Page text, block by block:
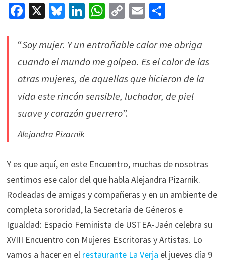
Fa
b
o
o
k
X Bl
es
ky
Li
ke
dI
n
W
at
sA
p
p
C
p
y
Li
n
k
E
ai
l
C
m
p
ar
tir
“Soy mujer. Y un entrañable calor me abriga
cuando el mundo me golpea. Es el calor de las
otras mujeres, de aquellas que hicieron de la
vida este rincón sensible, luchador, de piel
suave y corazón guerrero”.
Alejandra Pizarnik
Y es que aquí, en este Encuentro, muchas de nosotras
sentimos ese calor del que habla Alejandra Pizarnik.
Rodeadas de amigas y compañeras y en un ambiente de
completa sororidad, la Secretaría de Géneros e
Igualdad: Espacio Feminista de USTEA-Jaén celebra su
XVIII Encuentro con Mujeres Escritoras y Artistas. Lo
vamos a hacer en el restaurante La Verja el jueves día 9